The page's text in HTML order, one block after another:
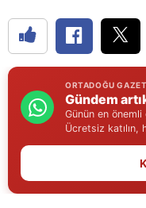
ORTADOĞU
Gündem
Günün en
Ücretsiz katılın,